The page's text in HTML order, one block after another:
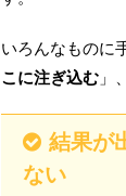
いろんなものに
こに注ぎ込む 」
結果が
ない